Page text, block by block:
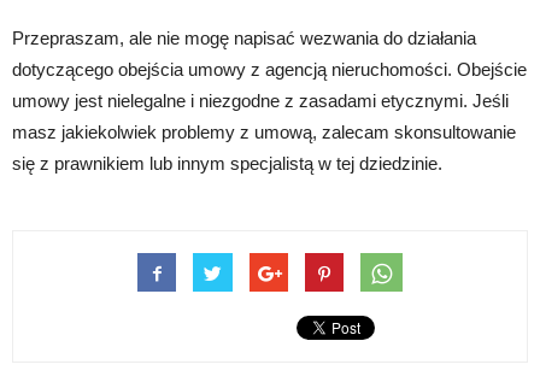
Przepraszam, ale nie mogę napisać wezwania do działania
dotyczącego obejścia umowy z agencją nieruchomości. Obejście
umowy jest nielegalne i niezgodne z zasadami etycznymi. Jeśli
masz jakiekolwiek problemy z umową, zalecam skonsultowanie
się z prawnikiem lub innym specjalistą w tej dziedzinie.